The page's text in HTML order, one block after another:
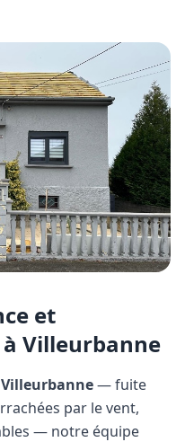
et
Villeurbanne
Villeurbanne— fuite
par le vent,
— notre équipe